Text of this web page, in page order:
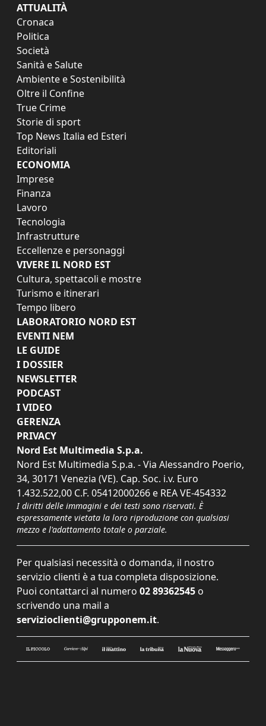
ATTUALITÀ
Cronaca
Politica
Società
Sanità e Salute
Ambiente e Sostenibilità
Oltre il Confine
True Crime
Storie di sport
Top News Italia ed Esteri
Editoriali
ECONOMIA
Imprese
Finanza
Lavoro
Tecnologia
Infrastrutture
Eccellenze e personaggi
VIVERE IL NORD EST
Cultura, spettacoli e mostre
Turismo e itinerari
Tempo libero
LABORATORIO NORD EST
EVENTI NEM
LE GUIDE
I DOSSIER
NEWSLETTER
PODCAST
I VIDEO
GERENZA
PRIVACY
Nord Est Multimedia S.p.a.
Nord Est Multimedia S.p.a. - Via Alessandro Poerio,
34, 30171 Venezia (VE). Cap. Soc. i.v. Euro
1.432.522,00 C.F. 05412000266 e REA VE-454332
I diritti delle immagini e dei testi sono riservati. È
espressamente vietata la loro riproduzione con qualsiasi
mezzo e l'adattamento totale o parziale.
Per qualsiasi necessità o domanda, il nostro
servizio clienti è a tua completa disposizione.
Puoi contattarci al numero 02 89362545 o
scrivendo una mail a
servizioclienti@grupponem.it.